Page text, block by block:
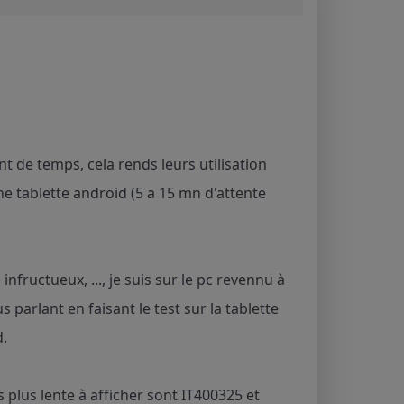
de temps, cela rends leurs utilisation
tablette android (5 a 15 mn d'attente
..., je suis sur le pc revennu à
parlant en faisant le test sur la tablette
plus lente à afficher sont IT400325 et